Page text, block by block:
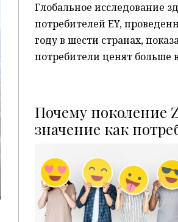
Глобальное исследование
потребителей EY,
году в шести странах,
потребители ценят больше
Почему поколение
значение как